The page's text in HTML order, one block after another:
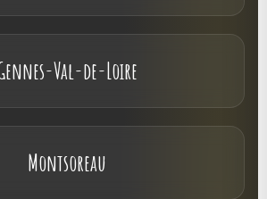
Val-de-Loire
Montsoreau